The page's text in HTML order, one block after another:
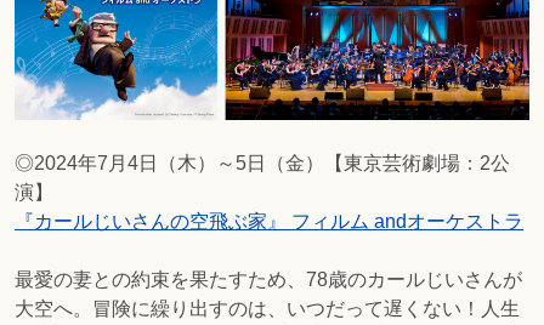
◎2024年7月4日（木）～5日（金）【東京芸術劇場：2公
演】
『カールじいさんの空飛ぶ家』 フィルム andオーケストラ
最愛の妻との約束を果たすため、78歳のカールじいさんが
大空へ。冒険に繰り出すのは、いつだって遅くない！人生